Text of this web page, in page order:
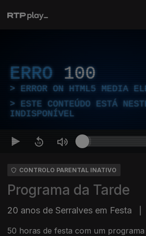
ERRO 100
ERROR ON HTML5 MEDIA
ESTE CONTEÚDO ESTÁ
INDISPONÍVEL
CONTROLO PARENTAL INATIVO
Programa da Tarde
20 anos de Serralves em Festa
50 horas de festa com um programa